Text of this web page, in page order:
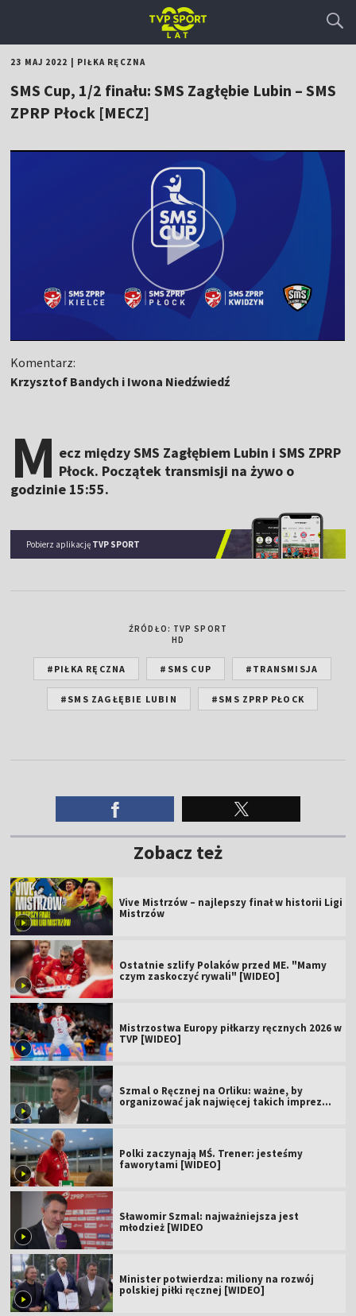
23 MAJ 2022 PIŁKA RĘCZNA
SMS Cup, 1/2 finału: SMS Zagłębie Lubin – SMS
ZPRP Płock [MECZ]
Komentarz:
Krzysztof Bandych i Iwona Niedźwiedź
M ecz między SMS Zagłębiem Lubin i SMS ZPRP
Płock. Początek transmisji na żywo o
godzinie 15:55.
Pobierz aplikację TVP SPORT
ŹRÓDŁO: TVP SPORT
HD
#PIŁKA RĘCZNA #SMS CUP #TRANSMISJA
#SMS ZAGŁĘBIE LUBIN #SMS ZPRP PŁOCK
Zobacz też
Vive Mistrzów – najlepszy finał w historii Ligi
Mistrzów
Ostatnie szlify Polaków przed ME. "Mamy
czym zaskoczyć rywali" [WIDEO]
Mistrzostwa Europy piłkarzy ręcznych 2026 w
TVP [WIDEO]
Szmal o Ręcznej na Orliku: ważne, by
organizować jak najwięcej takich imprez
Polki zaczynają MŚ. Trener: jesteśmy
faworytami [WIDEO]
Sławomir Szmal: najważniejsza jest
młodzież [WIDEO
Minister potwierdza: miliony na rozwój
polskiej piłki ręcznej [WIDEO]